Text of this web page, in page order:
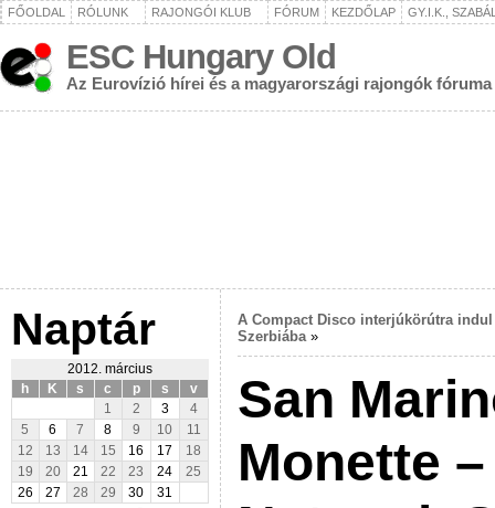
FŐOLDAL RÓLUNK RAJONGÓI KLUB FÓRUM KEZDŐLAP GY.I.K.,
ESC Hungary Old
Az Eurovízió hírei és a magyarországi rajongók fóruma
Naptár
2012. március
h
K s c p s
v
1
2 3
4
5
6 7 8 9 10
11
12
13 14 15 16 17
18
19
20 21 22 23 24
25
26
27 28 29 30 31
A Compact Disco interjúkörútra indul
Szerbiába»
San
Monette